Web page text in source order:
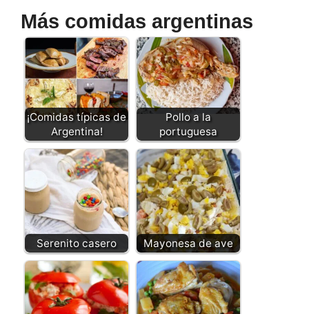
Más comidas argentinas
¡Comidas típicas de
Argentina!
Pollo a la
portuguesa
Serenito casero Mayonesa de ave